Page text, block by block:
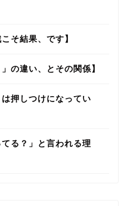
そ結果、です】
の違い、とその関係】
は押しつけになってい
てる？」と言われる理